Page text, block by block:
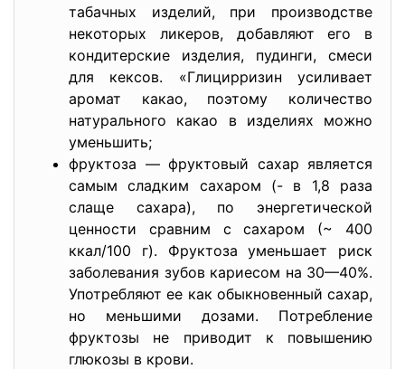
табачных изделий, при производстве
некоторых ликеров, добавляют его в
кондитерские изделия, пудинги, смеси
для кексов. «Глицирризин усиливает
аромат какао, поэтому количество
натурального какао в изделиях можно
уменьшить;
фруктоза — фруктовый сахар является
самым сладким сахаром (- в 1,8 раза
слаще сахара), по энергетической
ценности сравним с сахаром (~ 400
ккал/100 г). Фруктоза уменьшает риск
заболевания зубов кариесом на 30—40%.
Употребляют ее как обыкновенный сахар,
но меньшими дозами. Потребление
фруктозы не приводит к повышению
глюкозы в крови.